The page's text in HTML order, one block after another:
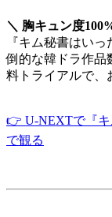
＼ 胸キュン度
『キム秘書はい
倒的な韓ドラ作品
料トライアルで、
👉 U-NEXTで『キ
で観る